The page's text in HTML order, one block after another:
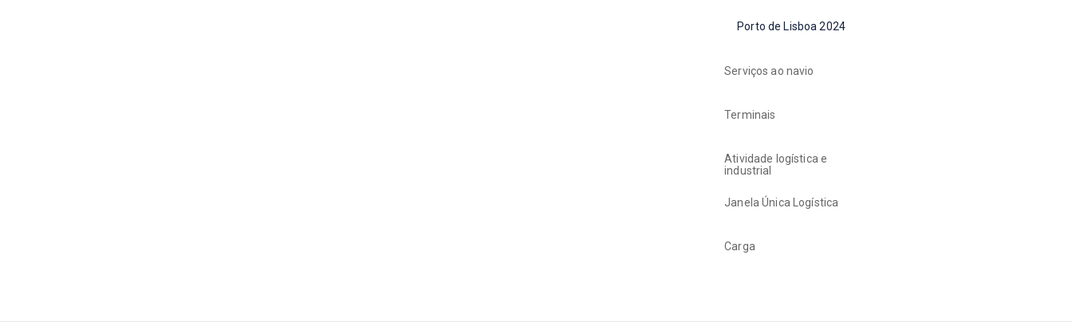
Porto de Lisboa 2024
Serviços ao navio
Terminais
Atividade logística e
industrial
Janela Única Logística
Carga